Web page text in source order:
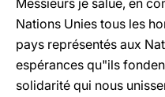
Messieurs je salue, en
Nations Unies tous les
pays représentés aux
espérances qu"ils
solidarité qui nous